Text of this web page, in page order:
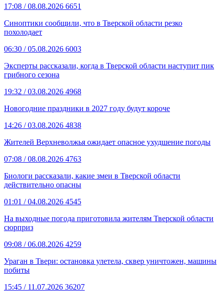
17:08 / 08.08.2026 6651
Синоптики сообщили, что в Тверской области резко
похолодает
06:30 / 05.08.2026 6003
Эксперты рассказали, когда в Тверской области наступит пик
грибного сезона
19:32 / 03.08.2026 4968
Новогодние праздники в 2027 году будут короче
14:26 / 03.08.2026 4838
Жителей Верхневолжья ожидает опасное ухудшение погоды
07:08 / 08.08.2026 4763
Биологи рассказали, какие змеи в Тверской области
действительно опасны
01:01 / 04.08.2026 4545
На выходные погода приготовила жителям Тверской области
сюрприз
09:08 / 06.08.2026 4259
Ураган в Твери: остановка улетела, сквер уничтожен, машины
побиты
15:45 / 11.07.2026 36207